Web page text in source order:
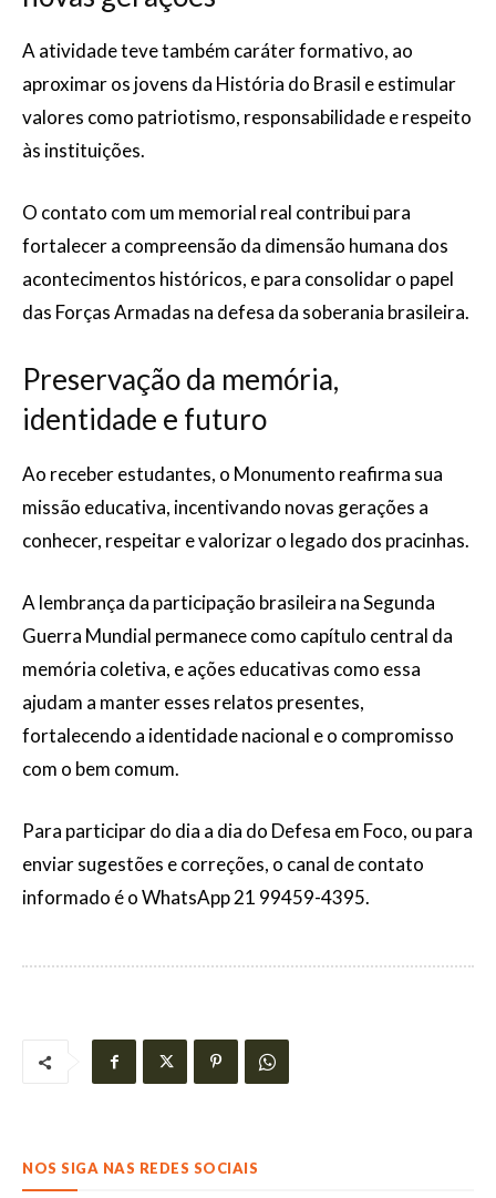
A atividade teve também caráter formativo, ao
aproximar os jovens da História do Brasil e estimular
valores como patriotismo, responsabilidade e respeito
às instituições.
O contato com um memorial real contribui para
fortalecer a compreensão da dimensão humana dos
acontecimentos históricos, e para consolidar o papel
das Forças Armadas na defesa da soberania brasileira.
Preservação da memória,
identidade e futuro
Ao receber estudantes, o Monumento reafirma sua
missão educativa, incentivando novas gerações a
conhecer, respeitar e valorizar o legado dos pracinhas.
A lembrança da participação brasileira na Segunda
Guerra Mundial permanece como capítulo central da
memória coletiva, e ações educativas como essa
ajudam a manter esses relatos presentes,
fortalecendo a identidade nacional e o compromisso
com o bem comum.
Para participar do dia a dia do Defesa em Foco, ou para
enviar sugestões e correções, o canal de contato
informado é o WhatsApp 21 99459-4395.
NOS SIGA NAS REDES SOCIAIS